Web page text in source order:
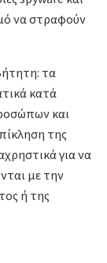
να στραφούν
τα
κατά
και
της
για να
με την
ή της